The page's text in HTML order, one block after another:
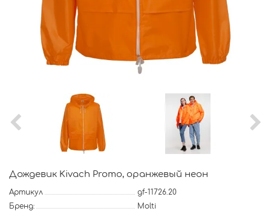
Дождевик Kivach Promo, оранжевый неон
Артикул
gf-11726.20
Бренд:
Molti